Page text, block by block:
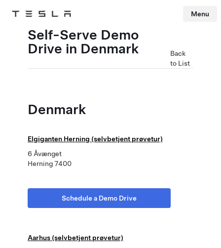
Tesla Menu
Self-Serve Demo
Drive in Denmark
Back
to List
Denmark
Elgiganten Herning (selvbetjent prøvetur)
6 Åvænget
Herning 7400
Schedule a Demo Drive
Aarhus (selvbetjent prøvetur)